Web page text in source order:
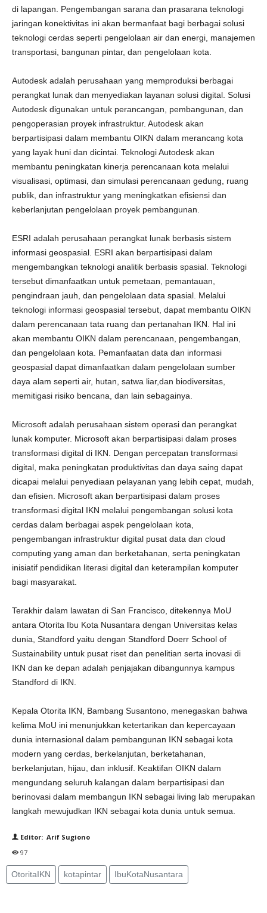
di lapangan. Pengembangan sarana dan prasarana teknologi
jaringan konektivitas ini akan bermanfaat bagi berbagai solusi
teknologi cerdas seperti pengelolaan air dan energi, manajemen
transportasi, bangunan pintar, dan pengelolaan kota.
Autodesk adalah perusahaan yang memproduksi berbagai
perangkat lunak dan menyediakan layanan solusi digital. Solusi
Autodesk digunakan untuk perancangan, pembangunan, dan
pengoperasian proyek infrastruktur. Autodesk akan
berpartisipasi dalam membantu OIKN dalam merancang kota
yang layak huni dan dicintai. Teknologi Autodesk akan
membantu peningkatan kinerja perencanaan kota melalui
visualisasi, optimasi, dan simulasi perencanaan gedung, ruang
publik, dan infrastruktur yang meningkatkan efisiensi dan
keberlanjutan pengelolaan proyek pembangunan.
ESRI adalah perusahaan perangkat lunak berbasis sistem
informasi geospasial. ESRI akan berpartisipasi dalam
mengembangkan teknologi analitik berbasis spasial. Teknologi
tersebut dimanfaatkan untuk pemetaan, pemantauan,
pengindraan jauh, dan pengelolaan data spasial. Melalui
teknologi informasi geospasial tersebut, dapat membantu OIKN
dalam perencanaan tata ruang dan pertanahan IKN. Hal ini
akan membantu OIKN dalam perencanaan, pengembangan,
dan pengelolaan kota. Pemanfaatan data dan informasi
geospasial dapat dimanfaatkan dalam pengelolaan sumber
daya alam seperti air, hutan, satwa liar,dan biodiversitas,
memitigasi risiko bencana, dan lain sebagainya.
Microsoft adalah perusahaan sistem operasi dan perangkat
lunak komputer. Microsoft akan berpartisipasi dalam proses
transformasi digital di IKN. Dengan percepatan transformasi
digital, maka peningkatan produktivitas dan daya saing dapat
dicapai melalui penyediaan pelayanan yang lebih cepat, mudah,
dan efisien. Microsoft akan berpartisipasi dalam proses
transformasi digital IKN melalui pengembangan solusi kota
cerdas dalam berbagai aspek pengelolaan kota,
pengembangan infrastruktur digital pusat data dan cloud
computing yang aman dan berketahanan, serta peningkatan
inisiatif pendidikan literasi digital dan keterampilan komputer
bagi masyarakat.
Terakhir dalam lawatan di San Francisco, ditekennya MoU
antara Otorita Ibu Kota Nusantara dengan Universitas kelas
dunia, Standford yaitu dengan Standford Doerr School of
Sustainability untuk pusat riset dan penelitian serta inovasi di
IKN dan ke depan adalah penjajakan dibangunnya kampus
Standford di IKN.
Kepala Otorita IKN, Bambang Susantono, menegaskan bahwa
kelima MoU ini menunjukkan ketertarikan dan kepercayaan
dunia internasional dalam pembangunan IKN sebagai kota
modern yang cerdas, berkelanjutan, berketahanan,
berkelanjutan, hijau, dan inklusif. Keaktifan OIKN dalam
mengundang seluruh kalangan dalam berpartisipasi dan
berinovasi dalam membangun IKN sebagai living lab merupakan
langkah mewujudkan IKN sebagai kota dunia untuk semua.
Editor: Arif Sugiono
97
OtoritaIKN kotapintar IbuKotaNusantara